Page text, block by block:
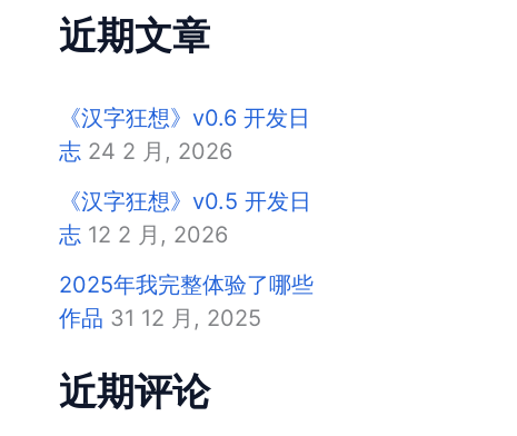
近期文章
《汉字狂想》v0.6 开发日
志 24 2 月, 2026
《汉字狂想》v0.5 开发日
志 12 2 月, 2026
2025年我完整体验了哪些
作品 31 12 月, 2025
近期评论